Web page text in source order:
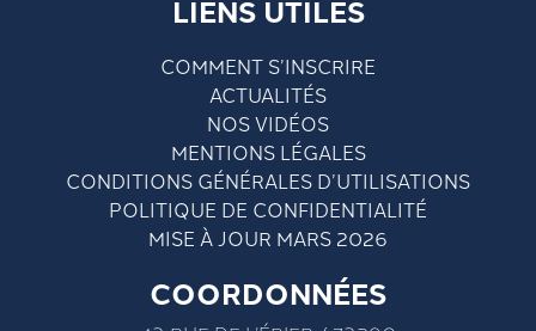
LIENS UTILES
COMMENT S’INSCRIRE
ACTUALITÉS
NOS VIDÉOS
MENTIONS LÉGALES
CONDITIONS GÉNÉRALES D’UTILISATIONS
POLITIQUE DE CONFIDENTIALITÉ
MISE À JOUR MARS 2026
COORDONNÉES